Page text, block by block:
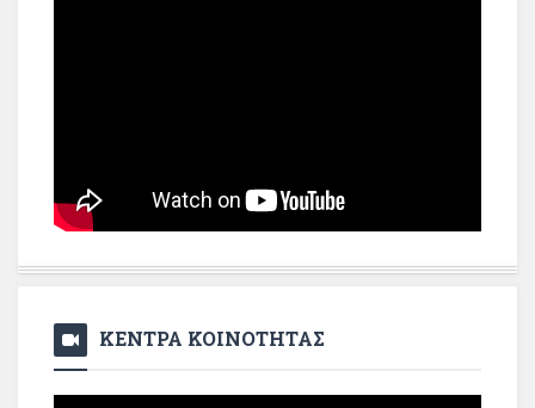
ΚΕΝΤΡΑ ΚΟΙΝΟΤΗΤΑΣ